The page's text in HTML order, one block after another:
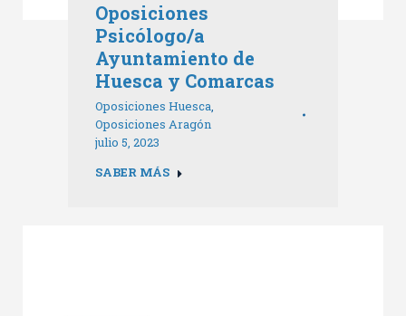
Oposiciones
Psicólogo/a
Ayuntamiento de
Huesca y Comarcas
Oposiciones Huesca,
Oposiciones Aragón
julio 5, 2023
SABER MÁS